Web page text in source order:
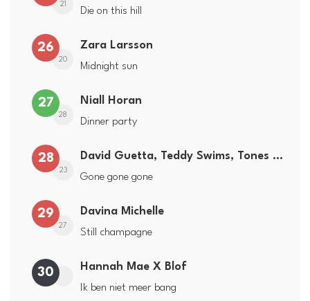
21
Die on this hill
26
20
Zara Larsson
Midnight sun
27
28
Niall Horan
Dinner party
28
23
David Guetta, Teddy Swims, Tones and I
Gone gone gone
29
27
Davina Michelle
Still champagne
30 Hannah Mae X Blof
Ik ben niet meer bang